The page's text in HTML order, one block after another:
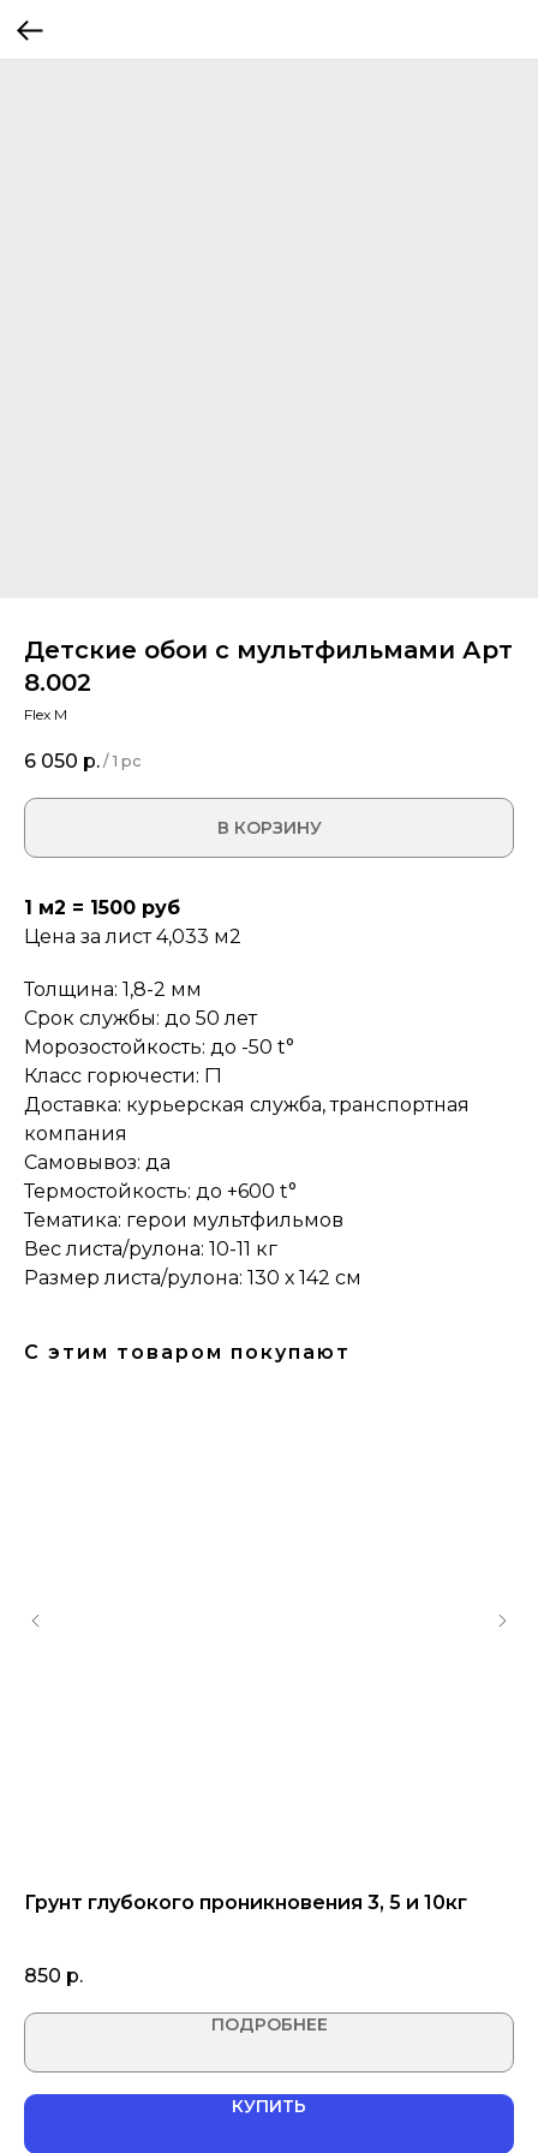
Детские обои с мультфильмами Арт
8.002
Flex M
6 050 р. / 1 pc
В КОРЗИНУ
1 м2 = 1500 руб
Цена за лист 4,033 м2
Толщина: 1,8-2 мм
Срок службы: до 50 лет
Морозостойкость: до -50 t°
Класс горючести: Г1
Доставка: курьерская служба, транспортная
компания
Самовывоз: да
Термостойкость: до +600 t°
Тематика: герои мультфильмов
Вес листа/рулона: 10-11 кг
Размер листа/рулона: 130 х 142 см
С этим товаром покупают
Грунт глубокого проникновения 3, 5 и 10кг
850 р.
ПОДРОБНЕЕ
КУПИТЬ